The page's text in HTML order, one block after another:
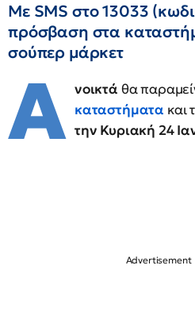
Με SMS στο 13033
πρόσβαση στα
σούπερ μάρκετ
Α νοικτά θα
καταστήματα και
την Κυριακή 24